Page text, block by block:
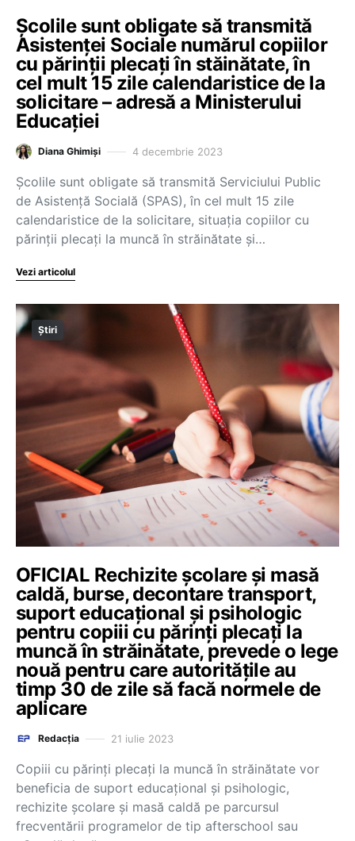
Școlile sunt obligate să transmită
Asistenței Sociale numărul copiilor
cu părinții plecați în stăinătate, în
cel mult 15 zile calendaristice de la
solicitare – adresă a Ministerului
Educației
Diana Ghimiși 4 decembrie 2023
Școlile sunt obligate să transmită Serviciului Public
de Asistenţă Socială (SPAS), în cel mult 15 zile
calendaristice de la solicitare, situația copiilor cu
părinții plecați la muncă în străinătate și…
Vezi articolul
Știri
OFICIAL Rechizite școlare și masă
caldă, burse, decontare transport,
suport educațional și psihologic
pentru copiii cu părinţi plecaţi la
muncă în străinătate, prevede o lege
nouă pentru care autoritățile au
timp 30 de zile să facă normele de
aplicare
Redacția 21 iulie 2023
Copiii cu părinţi plecaţi la muncă în străinătate vor
beneficia de suport educațional și psihologic,
rechizite școlare și masă caldă pe parcursul
frecventării programelor de tip afterschool sau